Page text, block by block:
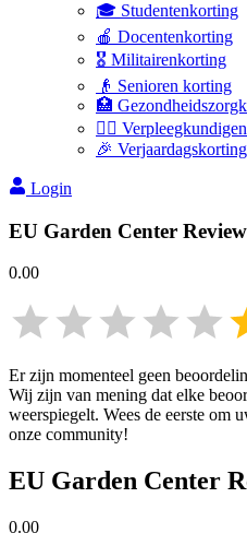
🎓 Studentenkorting
🍎 Docentenkorting
🎖️ Militairenkorting
👴 Senioren korting
🏥
👩‍⚕️
🎉 Verjaardagskorting
Login
EU Garden Center
0.00
Er zijn momenteel geen
Wij zijn van mening dat elke
weerspiegelt. Wees de eerste om
onze community!
EU Garden Center
0.00